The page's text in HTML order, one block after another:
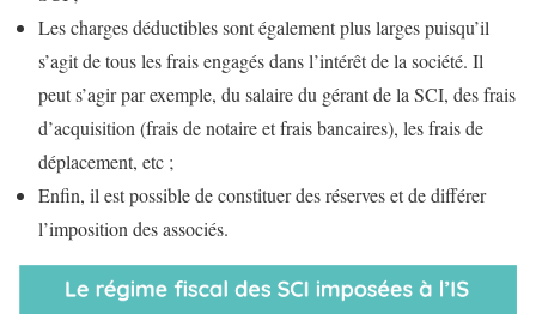
Les charges déductibles sont également plus larges puisqu’il
s’agit de tous les frais engagés dans l’intérêt de la société. Il
peut s’agir par exemple, du salaire du gérant de la SCI, des frais
d’acquisition (frais de notaire et frais bancaires), les frais de
déplacement, etc ;
Enfin, il est possible de constituer des réserves et de différer
l’imposition des associés.